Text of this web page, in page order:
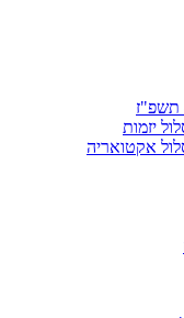
תשפ"ז
יזמות
אקטואריה